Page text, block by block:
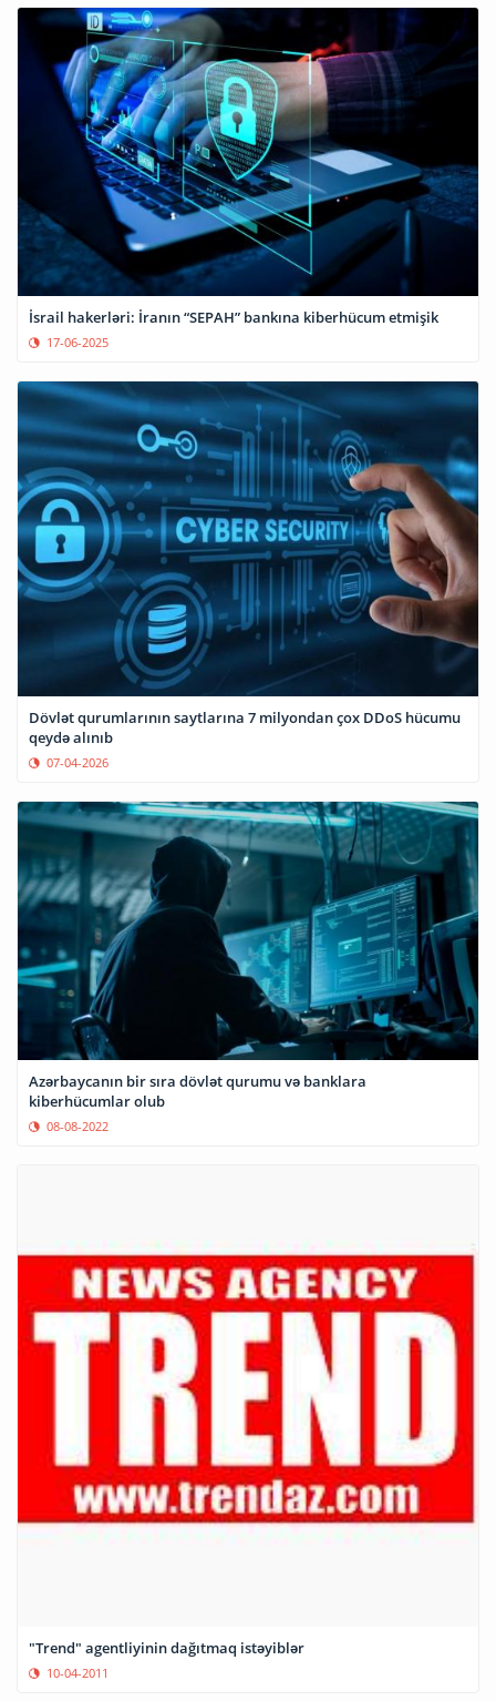
İsrail hakerləri: İranın “SEPAH” bankına kiberhücum etmişik
17-06-2025
Dövlət qurumlarının saytlarına 7 milyondan çox DDoS hücumu
qeydə alınıb
07-04-2026
Azərbaycanın bir sıra dövlət qurumu və banklara
kiberhücumlar olub
08-08-2022
"Trend" agentliyinin dağıtmaq istəyiblər
10-04-2011